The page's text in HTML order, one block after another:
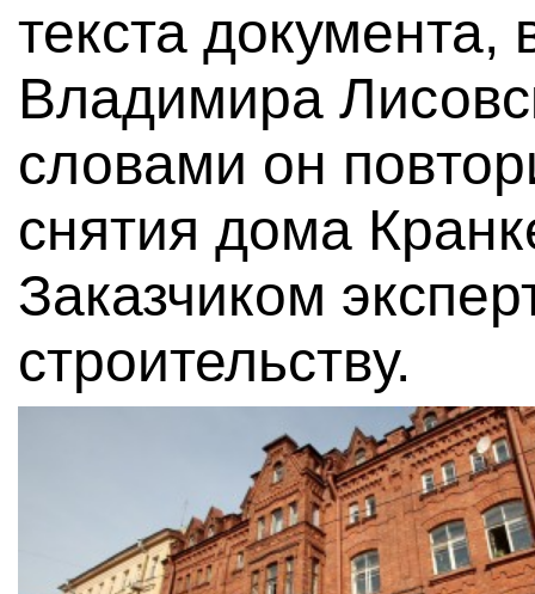
текста
Владимира
словами он
снятия дома
Заказчиком
строительству.